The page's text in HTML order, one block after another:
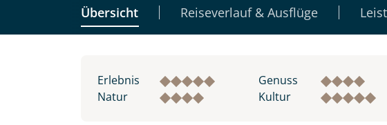
Übersicht Reiseverlauf & Ausflüge
Erlebnis Genuss
Natur
Kultur